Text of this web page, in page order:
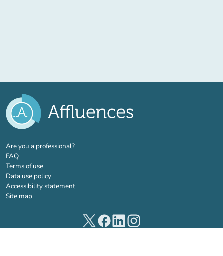
Are you a professional?(new tab)
FAQ
Terms of use
Data use policy
Accessibility statement
Site map
(new tab)(new tab)(new tab)